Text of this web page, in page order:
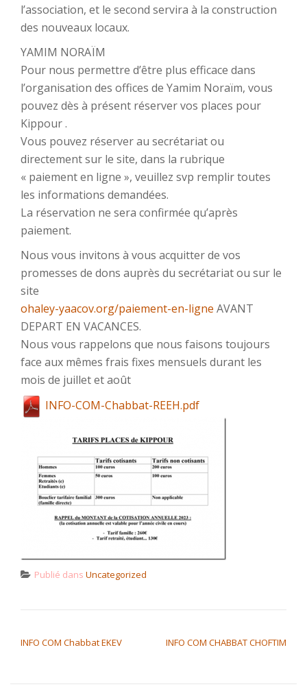
l’association, et le second servira à la construction
des nouveaux locaux.
YAMIM NORAÏM
Pour nous permettre d’être plus efficace dans
l’organisation des offices de Yamim Noraïm, vous
pouvez dès à présent réserver vos places pour
Kippour .
Vous pouvez réserver au secrétariat ou
directement sur le site, dans la rubrique
« paiement en ligne », veuillez svp remplir toutes
les informations demandées.
La réservation ne sera confirmée qu’après
paiement.
Nous vous invitons à vous acquitter de vos
promesses de dons auprès du secrétariat ou sur le
site
ohaley-yaacov.org/paiement-en-ligne AVANT
DEPART EN VACANCES.
Nous vous rappelons que nous faisons toujours
face aux mêmes frais fixes mensuels durant les
mois de juillet et août
INFO-COM-Chabbat-REEH.pdf
Publié dans Uncategorized
INFO COM Chabbat EKEV INFO COM CHABBAT CHOFTIM